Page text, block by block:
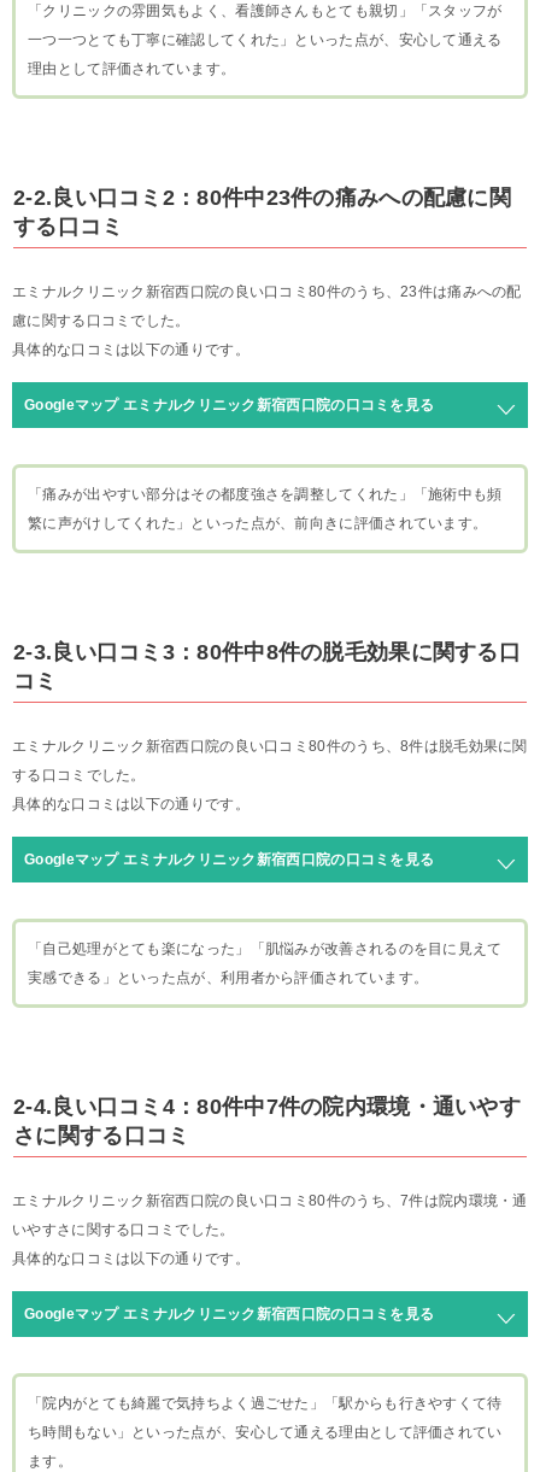
「クリニックの雰囲気もよく、看護師さんもとても親切」「スタッフが
一つ一つとても丁寧に確認してくれた」といった点が、安心して通える
理由として評価されています。
2-2.良い口コミ2：80件中23件の痛みへの配慮に関
する口コミ
エミナルクリニック新宿西口院の良い口コミ80件のうち、23件は痛みへの配
慮に関する口コミでした。
具体的な口コミは以下の通りです。
Googleマップ エミナルクリニック新宿西口院の口コミを見る
「痛みが出やすい部分はその都度強さを調整してくれた」「施術中も頻
繁に声がけしてくれた」といった点が、前向きに評価されています。
2-3.良い口コミ3：80件中8件の脱毛効果に関する口
コミ
エミナルクリニック新宿西口院の良い口コミ80件のうち、8件は脱毛効果に関
する口コミでした。
具体的な口コミは以下の通りです。
Googleマップ エミナルクリニック新宿西口院の口コミを見る
「自己処理がとても楽になった」「肌悩みが改善されるのを目に見えて
実感できる」といった点が、利用者から評価されています。
2-4.良い口コミ4：80件中7件の院内環境・通いやす
さに関する口コミ
エミナルクリニック新宿西口院の良い口コミ80件のうち、7件は院内環境・通
いやすさに関する口コミでした。
具体的な口コミは以下の通りです。
Googleマップ エミナルクリニック新宿西口院の口コミを見る
「院内がとても綺麗で気持ちよく過ごせた」「駅からも行きやすくて待
ち時間もない」といった点が、安心して通える理由として評価されてい
ます。